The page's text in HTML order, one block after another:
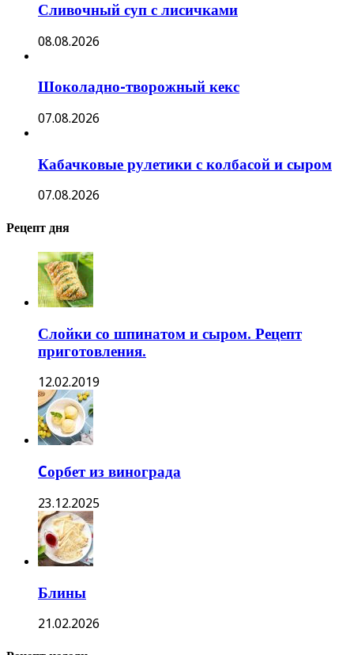
Сливочный суп с лисичками
08.08.2026
Шоколадно-творожный кекс
07.08.2026
Кабачковые рулетики с колбасой и сыром
07.08.2026
Рецепт дня
Слойки со шпинатом и сыром. Рецепт
приготовления.
12.02.2019
Cорбет из винограда
23.12.2025
Блины
21.02.2026